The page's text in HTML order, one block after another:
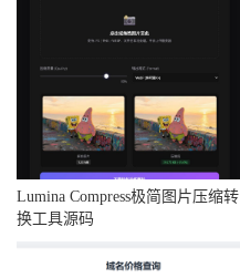
Lumina Compress极简图片压缩转
换工具源码